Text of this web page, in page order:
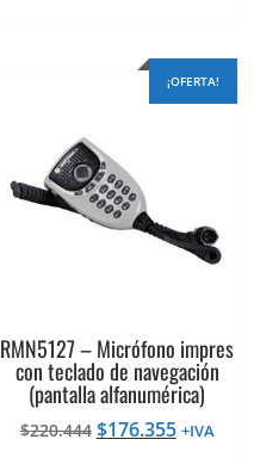
¡OFERTA!
RMN5127 – Micrófono impres
con teclado de navegación
(pantalla alfanumérica)
$220.444 El
$176.355El+IVA